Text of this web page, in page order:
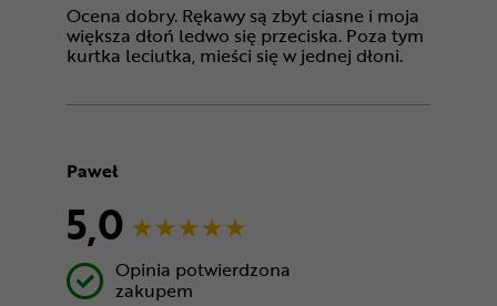
Ocena dobry. Rękawy są zbyt ciasne i moja
większa dłoń ledwo się przeciska. Poza tym
kurtka leciutka, mieści się w jednej dłoni.
Paweł
5,0
Opinia potwierdzona
zakupem